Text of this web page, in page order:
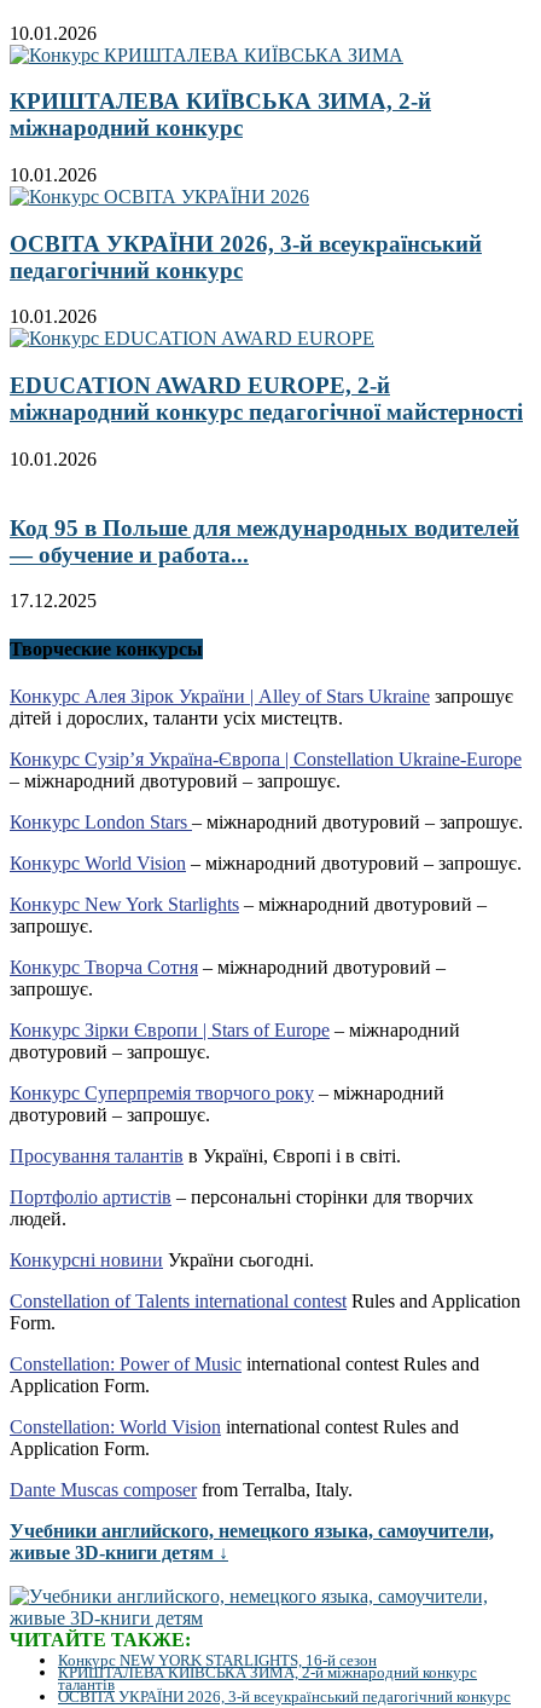
10.01.2026
КРИШТАЛЕВА КИЇВСЬКА ЗИМА, 2-й
міжнародний конкурс
10.01.2026
ОСВІТА УКРАЇНИ 2026, 3-й всеукраїнський
педагогічний конкурс
10.01.2026
EDUCATION AWARD EUROPE, 2-й
міжнародний конкурс педагогічної майстерності
10.01.2026
Код 95 в Польше для международных водителей
— обучение и работа...
17.12.2025
Творческие конкурсы
Конкурс Алея Зірок України | Alley of Stars Ukraine запрошує
дітей і дорослих, таланти усіх мистецтв.
Конкурс Сузір’я Україна-Європа | Constellation Ukraine-Europe
– міжнародний двотуровий – запрошує.
Конкурс London Stars – міжнародний двотуровий – запрошує.
Конкурс World Vision – міжнародний двотуровий – запрошує.
Конкурс New York Starlights – міжнародний двотуровий –
запрошує.
Конкурс Творча Сотня – міжнародний двотуровий –
запрошує.
Конкурс Зірки Європи | Stars of Europe – міжнародний
двотуровий – запрошує.
Конкурс Суперпремія творчого року – міжнародний
двотуровий – запрошує.
Просування талантів в Україні, Європі і в світі.
Портфоліо артистів – персональні сторінки для творчих
людей.
Конкурсні новини України сьогодні.
Constellation of Talents international contest Rules and Application
Form.
Constellation: Power of Music international contest Rules and
Application Form.
Constellation: World Vision international contest Rules and
Application Form.
Dante Muscas composerfrom Terralba, Italy.
Учебники английского, немецкого языка, самоучители,
живые 3D-книги детям ↓
ЧИТАЙТЕ ТАКЖЕ:
Конкурс NEW YORK STARLIGHTS, 16-й сезон
КРИШТАЛЕВА КИЇВСЬКА ЗИМА, 2-й міжнародний конкурс
талантів
ОСВІТА УКРАЇНИ 2026, 3-й всеукраїнський педагогічний конкурс